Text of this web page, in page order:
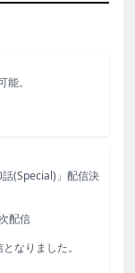
。
(Special)」配信決
配信
なりました。